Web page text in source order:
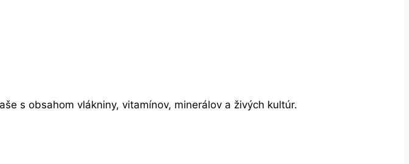
s obsahom vlákniny, vitamínov, minerálov a živých kultúr.